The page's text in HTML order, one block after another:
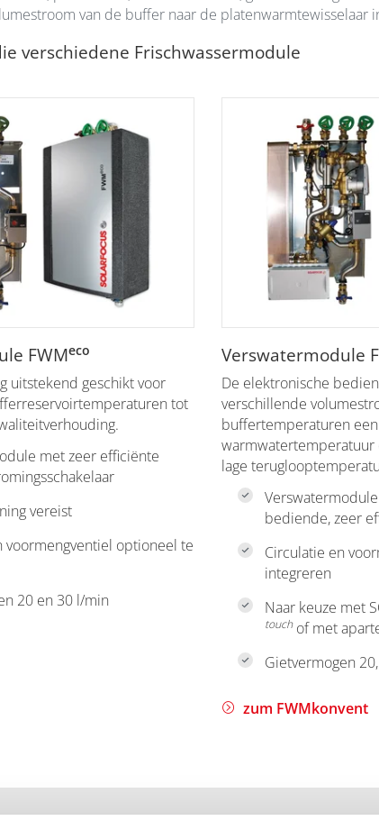
van de buffer naar de platenwarmtewisselaar
verschiedene Frischwassermodule
FWMeco
uitstekend geschikt voor
tot
met zeer efficiënte
vereist
voormengventiel optioneel te
20 en 30 l/min
Verswatermodule
De elektronische
verschillende
buffertemperaturen
warmwatertemperatuur
lage
bediende, zeer
Circulatie en
integreren
Naar keuze met
touchof met
Gietvermogen
zum FWMkonvent